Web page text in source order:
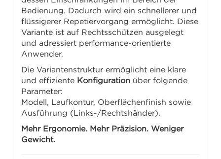
Bedienung. Dadurch wird ein schnellerer und
flüssigerer Repetiervorgang ermöglicht. Diese
Variante ist auf Rechtsschützen ausgelegt
und adressiert performance-orientierte
Anwender.
Die Variantenstruktur ermöglicht eine klare
und effiziente Konfiguration über folgende
Parameter:
Modell, Laufkontur, Oberflächenfinish sowie
Ausführung (Links-/Rechtshänder).
Mehr Ergonomie. Mehr Präzision. Weniger
Gewicht.